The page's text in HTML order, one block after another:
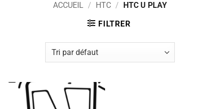
ACCUEIL / HTC /
HTC U PLAY
FILTRER